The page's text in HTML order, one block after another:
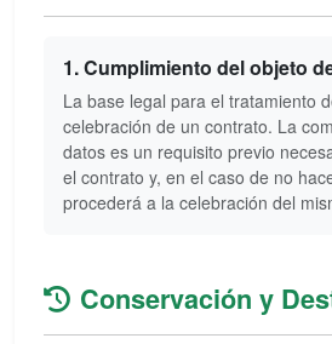
1. Cumplimiento del objeto
La base legal para el tratamiento
celebración de un contrato. La
datos es un requisito previo
el contrato y, en el caso de no
procederá a la celebración del
Conservación y